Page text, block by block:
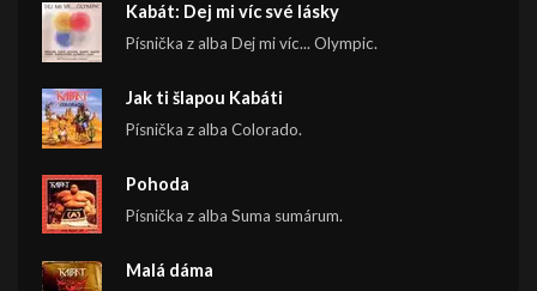
Kabát: Dej mi víc své lásky
Písnička z alba Dej mi víc... Olympic.
Jak ti šlapou Kabáti
Písnička z alba Colorado.
Pohoda
Písnička z alba Suma sumárum.
Malá dáma